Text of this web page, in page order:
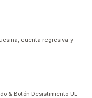
cuenta regresiva y
& Botón Desistimiento UE